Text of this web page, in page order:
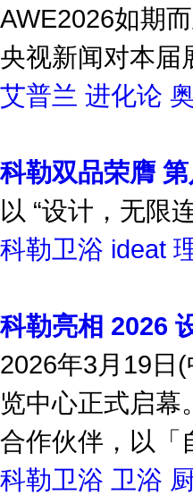
AWE2026如期
央视新闻对本届
艾普兰 进化论
科勒双品荣膺
以 “设计，无限
科勒卫浴 ideat
科勒亮相 2026
2026年3月19日
览中心正式启幕
合作伙伴，以「
科勒卫浴 卫浴